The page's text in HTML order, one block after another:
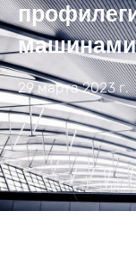
машинами
29 марта 2023 г.